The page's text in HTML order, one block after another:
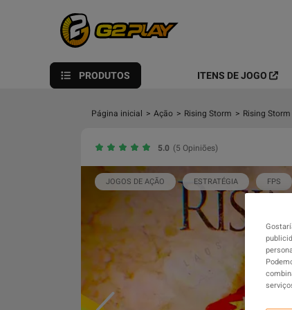
PRODUTOS ITENS DE JOGO
Página inicial > Ação > Rising Storm > Rising
5.0 (5 Opiniões)
JOGOS DE AÇÃO ESTRATÉGIA FPS